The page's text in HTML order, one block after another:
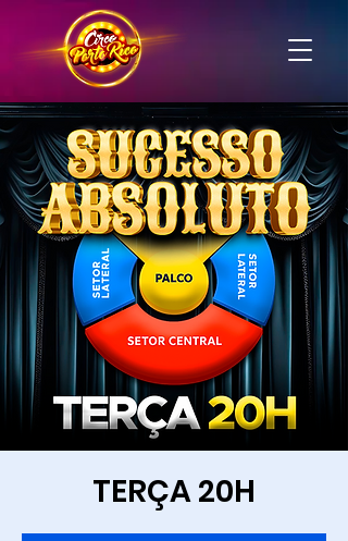
TERÇA 20H